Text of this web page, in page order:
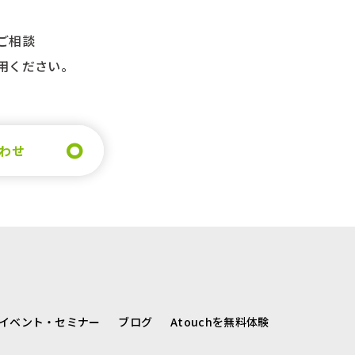
相談
ださい。
せ
ベント・セミナー ブログ Atouchを無料体験